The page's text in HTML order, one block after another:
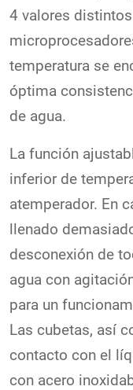
4 valores
temperatura se
óptima
de agua.
La función
inferior de
atemperador. En
llenado
desconexión de
agua con
para un
Las cubetas, así
contacto con el
con acero